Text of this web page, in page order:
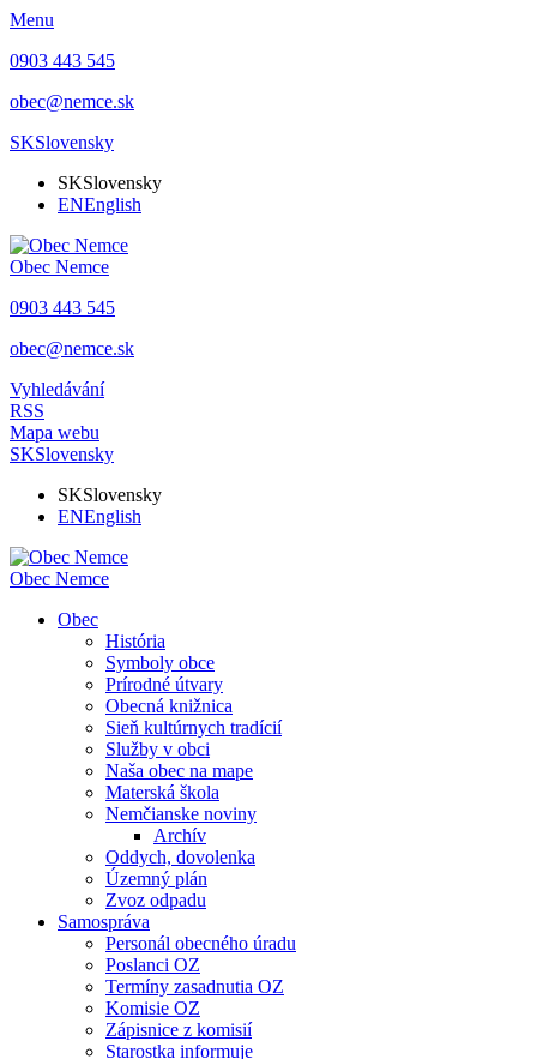
Menu
0903 443 545
obec@nemce.sk
SKSlovensky
SKSlovensky
ENEnglish
Obec Nemce
0903 443 545
obec@nemce.sk
Vyhledávání
RSS
Mapa webu
SKSlovensky
SKSlovensky
ENEnglish
Obec Nemce
Obec
História
Symboly obce
Prírodné útvary
Obecná knižnica
Sieň kultúrnych tradícií
Služby v obci
Naša obec na mape
Materská škola
Nemčianske noviny
Archív
Oddych, dovolenka
Územný plán
Zvoz odpadu
Samospráva
Personál obecného úradu
Poslanci OZ
Termíny zasadnutia OZ
Komisie OZ
Zápisnice z komisií
Starostka informuje